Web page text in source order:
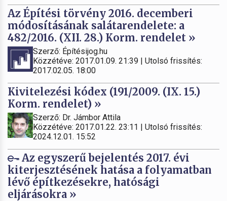
Az Építési törvény 2016. decemberi
módosításának salátarendelete: a
482/2016. (XII. 28.) Korm. rendelet »
Szerző: Építésijog.hu
Közzétéve: 2017.01.09. 21:39 | Utolsó frissítés:
2017.02.05. 18:00
Kivitelezési kódex (191/2009. (IX. 15.)
Korm. rendelet) »
Szerző: Dr. Jámbor Attila
Közzétéve: 2017.01.22. 23:11 | Utolsó frissítés:
2024.12.01. 15:52
Az egyszerű bejelentés 2017. évi
kiterjesztésének hatása a folyamatban
lévő építkezésekre, hatósági
eljárásokra »